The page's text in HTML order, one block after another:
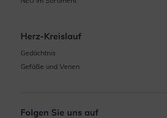
Herz-Kreislauf
Gedächtnis
Gefäße und Venen
Folgen Sie uns auf